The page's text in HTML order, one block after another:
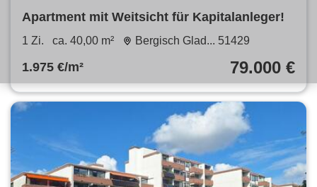
Apartment mit Weitsicht für Kapitalanleger!
1 Zi. ca. 40,00 m² Bergisch Glad... 51429
1.975 €/m² 79.000 €